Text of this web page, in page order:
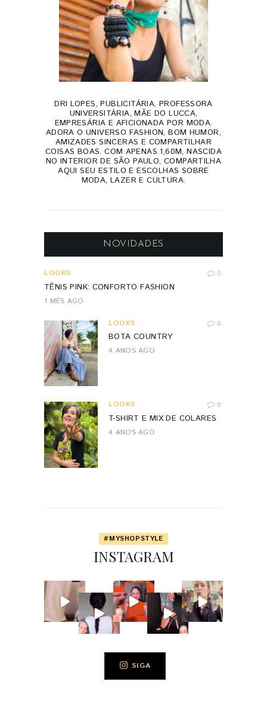
DRI LOPES, PUBLICITÁRIA, PROFESSORA
UNIVERSITÁRIA, MÃE DO LUCCA,
EMPRESÁRIA E AFICIONADA POR MODA.
ADORA O UNIVERSO FASHION, BOM HUMOR,
AMIZADES SINCERAS E COMPARTILHAR
COISAS BOAS. COM APENAS 1,60M, NASCIDA
NO INTERIOR DE SÃO PAULO, COMPARTILHA
AQUI SEU ESTILO E ESCOLHAS SOBRE
MODA, LAZER E CULTURA.
NOVIDADES
LOOKS 0
TÊNIS PINK: CONFORTO FASHION
1 MÊS AGO
LOOKS 0
BOTA COUNTRY
4 ANOS AGO
LOOKS 0
T-SHIRT E MIX DE COLARES
4 ANOS AGO
#MYSHOPSTYLE
INSTAGRAM
SIGA